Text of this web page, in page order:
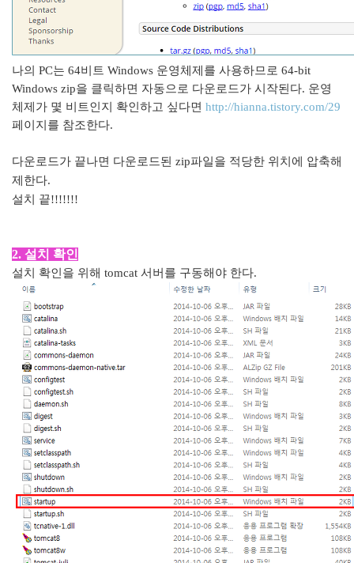
나의 PC는 64비트 Windows 운영체제를 사용하므로 64-bit
Windows zip을 클릭하면 자동으로 다운로드가 시작된다. 운영
체제가 몇 비트인지 확인하고 싶다면 http://hianna.tistory.com/29
페이지를 참조한다.
다운로드가 끝나면 다운로드된 zip파일을 적당한 위치에 압축해
제한다.
설치 끝!!!!!!!
2. 설치 확인
설치 확인을 위해 tomcat 서버를 구동해야 한다.